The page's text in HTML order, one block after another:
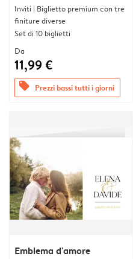
Inviti | Biglietto premium con tre
finiture diverse
Set di 10 biglietti
Da
11,99 €
offers Prezzi bassi tutti i giorni
Emblema d'amore